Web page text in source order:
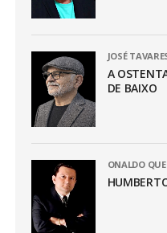
JOSÉ
A
DE BAIXO
ONALDO